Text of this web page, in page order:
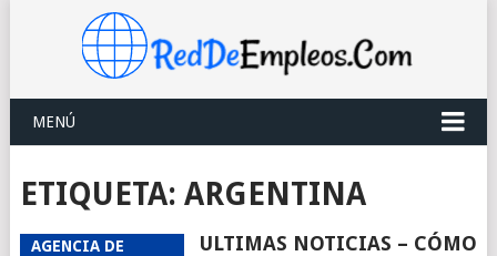
MENÚ
ETIQUETA: ARGENTINA
AGENCIA DE
ULTIMAS NOTICIAS – CÓMO